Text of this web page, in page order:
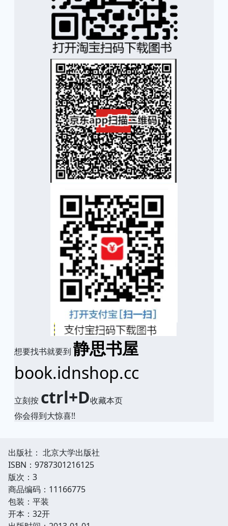
想要找书就要到 静思书屋
book.idnshop.cc
立刻按 ctrl+D收藏本页
你会得到大惊喜!!
出版社： 北京大学出版社
ISBN：9787301216125
版次：3
商品编码：11166775
包装：平装
开本：32开